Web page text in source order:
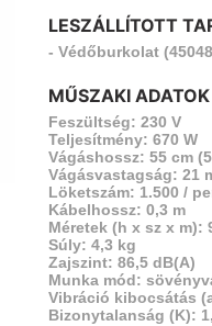
LESZÁLLÍTOTT
- Védőburkolat
MŰSZAKI ADATOK
Feszültség: 230 V
Teljesítmény: 670 W
Vágáshossz: 55 cm
Vágásvastagság: 21
Löketszám: 1.500 /
Kábelhossz: 0,3 m
Méretek (h x sz x m):
Súly: 4,3 kg
Zajszint: 86,5 dB(A)
Munka mód:
Vibráció kibocsátás
Bizonytalanság (K):